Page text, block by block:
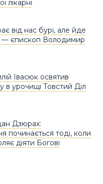
лікарні
від нас бурі, але йде
— єпископ Володимир
Івасюк освятив
в урочищі Товстий Діл
Дзюрах:
починається тоді, коли
діяти Богові